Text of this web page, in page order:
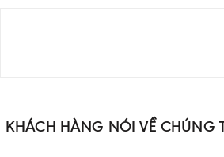
KHÁCH HÀNG NÓI VỀ CHÚNG